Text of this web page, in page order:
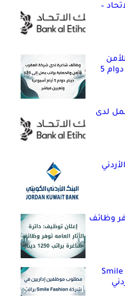
–
والحماية براتب يصل إلى 420 دينار، دوام 5
لدى
وظائف
مطلوب موظفين إداريين في شركة Smile